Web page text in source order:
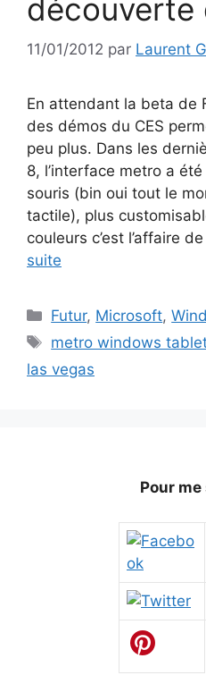
découverte
11/01/2012 par Laurent
En attendant la beta de
des démos du CES
peu plus. Dans les
8, l’interface metro a
souris (bin oui tout le
tactile), plus
couleurs c’est l’affaire
suite
Catégories
Futur, Microsoft,
Étiquettes
metro windows
las vegas
Pour